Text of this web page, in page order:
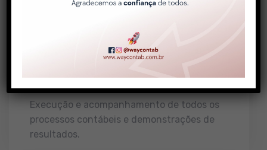
Contábil
Execução e acompanhamento de todos os
processos contábeis e demonstrações de
resultados.